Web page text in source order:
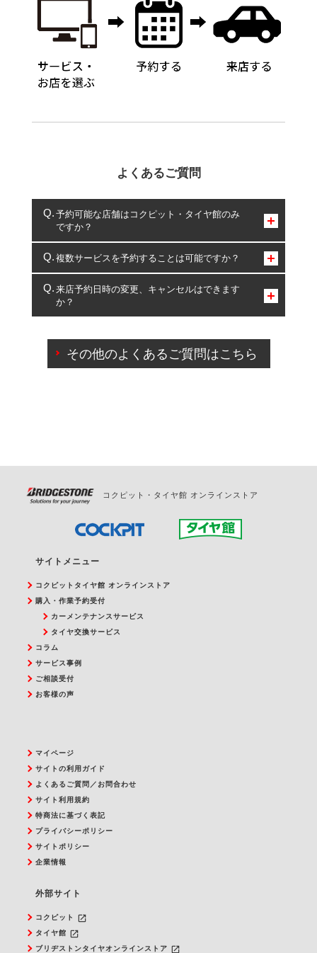
よくあるご質問
予約可能な店舗はコクピット・タイヤ館のみ
ですか？
コクピット・タイヤ館のみとなります。
複数サービスを予約することは可能ですか？
複数サービスのご予約は可能です。
一部の商品・サービスの組み合わせに限り、同時にご予約が
出来ないものもございます。
来店予約日時の変更、キャンセルはできます
か？
ご来店予約日の3営業日前を過ぎている場合のご予約
の日時変更につきましては、直接ご予約の店舗まで
その他のよくあるご質問はこちら
コクピット・タイヤ館 オンラインストア
サイトメニュー
コクピットタイヤ館 オンラインストア
購入・作業予約受付
カーメンテナンスサービス
タイヤ交換サービス
コラム
サービス事例
ご相談受付
お客様の声
マイページ
サイトの利用ガイド
よくあるご質問／お問合わせ
サイト利用規約
特商法に基づく表記
プライバシーポリシー
サイトポリシー
企業情報
外部サイト
コクピット launch
タイヤ館 launch
ブリヂストンタイヤオンラインストア launch